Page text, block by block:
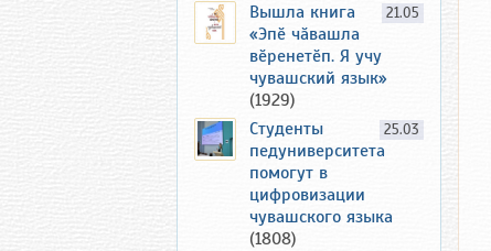
21.05
Вышла книга
«Эпӗ чӑвашла
вӗренетӗп. Я учу
чувашский язык»
(1929)
25.03
Студенты
педуниверситета
помогут в
цифровизации
чувашского языка
(1808)